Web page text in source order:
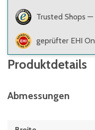
Trusted Shops
geprüfter EHI
Produktdetails
Abmessungen